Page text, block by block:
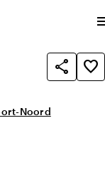
share
favorite_border
Noord